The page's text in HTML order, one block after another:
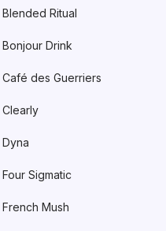
Blended Ritual
Bonjour Drink
Café des Guerriers
Clearly
Dyna
Four Sigmatic
French Mush